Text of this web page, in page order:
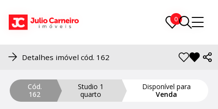
0
0
Detalhes imóvel cód. 162
Cód.
162
Studio 1
quarto
Disponível para
Venda